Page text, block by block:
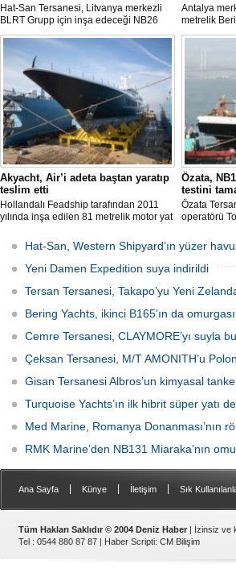
Hat-San Tersanesi, Litvanya merkezli
BLRT Grupp için inşa edeceği NB26
inşa numaralı yüzer havuzun omurga
yerleştirme törenini Yalova’daki
tersanesinde gerçekleştirdi.
Antalya
metrelik
serisinin
Akyacht, Air’i adeta baştan yaratıp
teslim etti
Hollandalı Feadship tarafından 2011
yılında inşa edilen 81 metrelik motor yat
tersanesindeki büyük refit (yenileme)
sürecini başarıyla sonlandırdı.
Özata,
testini
Özata
operatörü
gemide
Evacuation
başarıyla
Hat-San, Western Shipyard’ın yüzer
Yeni Damen Expedition suya indirildi
Tersan Tersanesi, Takapo’yu Yeni
Bering Yachts, ikinci B165’ın da
Cemre Tersanesi, CLAYMORE’yı suyla
Çeksan Tersanesi, M/T AMONITH’u
Gisan Tersanesi Albros’un kimyasal
Turquoise Yachts’ın ilk hibrit süper yatı
Med Marine, Romanya Donanması’nın
RMK Marine’den NB131 Miaraka’nın
Ana Sayfa Künye İletişim Sık
Tüm Hakları Saklıdır © 2004 Deniz Haber | İzinsiz ve
Tel : 0544 880 87 87 | Haber Scripti: CM Bilişim